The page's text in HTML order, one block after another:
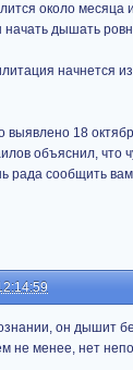
около месяца
дышать
начнется
18
объяснил,
рада сообщить
он дышит
не менее, нет